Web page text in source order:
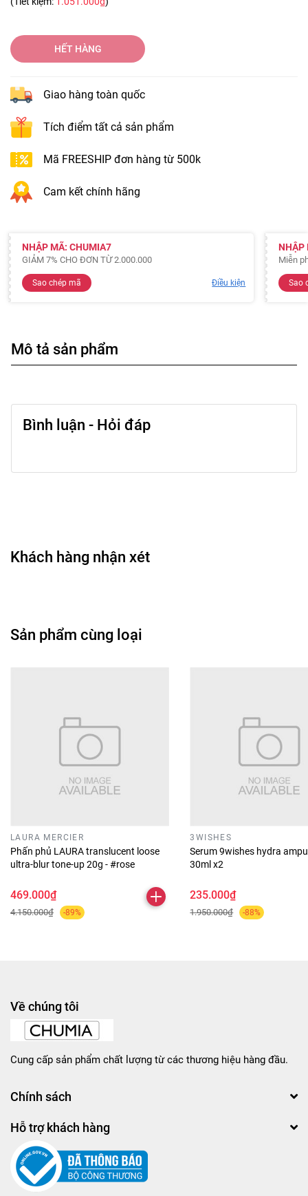
HẾT HÀNG
Giao hàng toàn quốc
Tích điểm tất cả sản phẩm
Mã FREESHIP đơn hàng từ 500k
Cam kết chính hãng
NHẬP MÃ: CHUMIA7
GIẢM 7% CHO ĐƠN TỪ 2.000.000
Sao chép mã Điều kiện
NHẬP
Miễn
Sao
Mô tả sản phẩm
Bình luận - Hỏi đáp
Khách hàng nhận xét
Sản phẩm cùng loại
LAURA MERCIER
Phấn phủ LAURA translucent loose
ultra-blur tone-up 20g - #rose
469.000₫
4.150.000₫ -89%
3WISHES
Serum 9wishes hydra
30ml x2
235.000₫
1.950.000₫ -88%
Về chúng tôi
Cung cấp sản phẩm chất lượng từ các thương hiệu hàng đầu.
Chính sách
Hỗ trợ khách hàng